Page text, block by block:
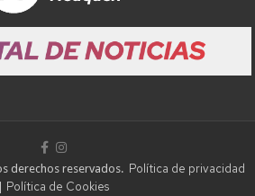
derechos reservados. Política de privacidad
Política de Cookies